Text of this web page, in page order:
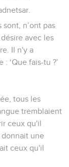
sont, n’ont pas
avec les
Il n'y a
‘Que fais-tu ?’
tous les
tremblaient
ceux qu'il
donnait une
ceux qu'il